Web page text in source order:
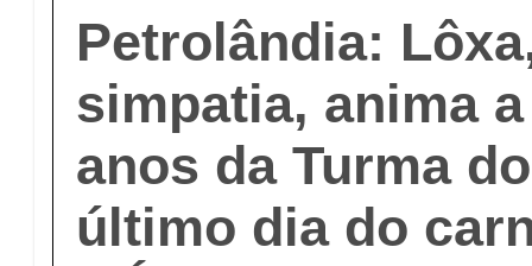
Petrolândia:
simpatia, anima
anos da Turma
último dia do